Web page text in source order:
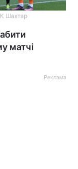
Шахтар
матчі
Реклама